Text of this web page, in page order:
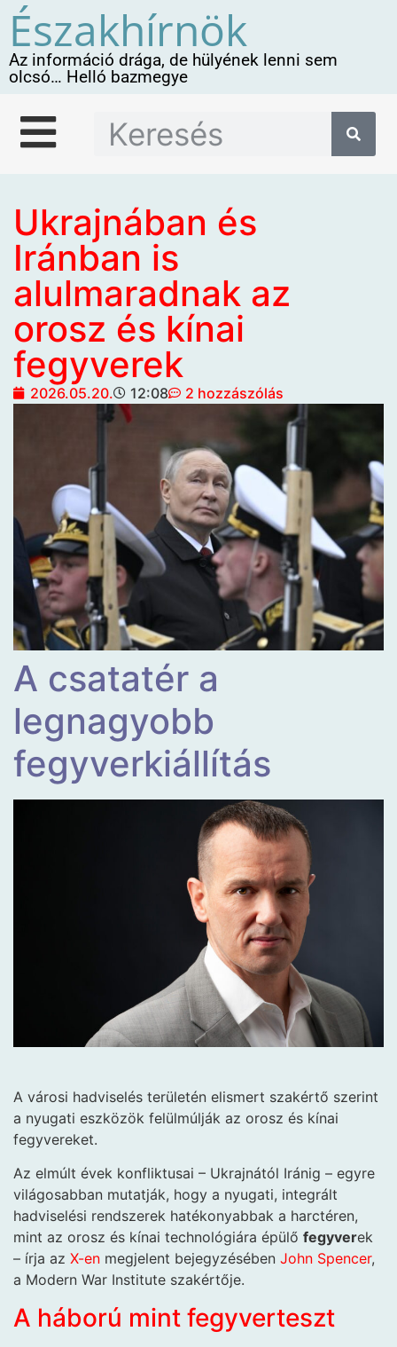
Északhírnök
Az információ drága, de hülyének lenni sem
olcsó… Helló bazmegye
Ukrajnában és
Iránban is
alulmaradnak az
orosz és kínai
fegyverek
2026.05.20. 12:08 2 hozzászólás
A csatatér a
legnagyobb
fegyverkiállítás
A városi hadviselés területén elismert szakértő szerint
a nyugati eszközök felülmúlják az orosz és kínai
fegyvereket.
Az elmúlt évek konfliktusai – Ukrajnától Iránig – egyre
világosabban mutatják, hogy a nyugati, integrált
hadviselési rendszerek hatékonyabbak a harctéren,
mint az orosz és kínai technológiára épülő fegyverek
– írja az X-en megjelent bejegyzésében John Spencer,
a Modern War Institute szakértője.
A háború mint fegyverteszt